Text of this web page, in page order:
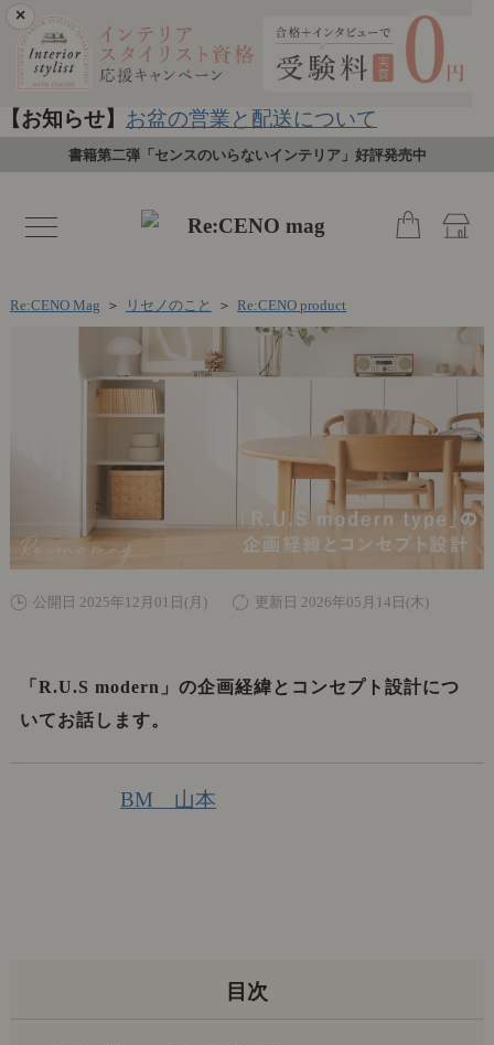
×
【お知らせ】 お盆の営業と配送について
書籍第二弾「センスのいらないインテリア」好評発売中
toggle
navigation
Re:CENO Mag ＞ リセノのこと ＞ Re:CENO product
公開日 2025年12月01日(月) 更新日 2026年05月14日(木)
「R.U.S modern」の企画経緯とコンセプト設計につ
いてお話します。
BM 山本